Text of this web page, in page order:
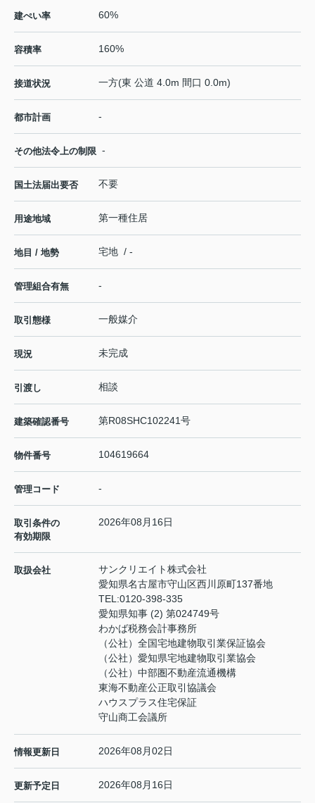
建ぺい率 60%
容積率 160%
接道状況 一方(東 公道 4.0m 間口 0.0m)
都市計画 -
その他法令上の制限 -
国土法届出要否 不要
用途地域 第一種住居
地目 / 地勢 宅地 / -
管理組合有無 -
取引態様 一般媒介
現況 未完成
引渡し 相談
建築確認番号 第R08SHC102241号
物件番号 104619664
管理コード -
取引条件の
有効期限
2026年08月16日
取扱会社
サンクリエイト株式会社
愛知県名古屋市守山区西川原町137番地
TEL:0120-398-335
愛知県知事 (2) 第024749号
わかば税務会計事務所
（公社）全国宅地建物取引業保証協会
（公社）愛知県宅地建物取引業協会
（公社）中部圏不動産流通機構
東海不動産公正取引協議会
ハウスプラス住宅保証
守山商工会議所
情報更新日 2026年08月02日
更新予定日 2026年08月16日